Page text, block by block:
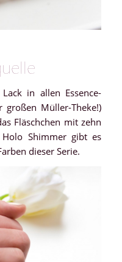
in allen Essence-
Müller-Theke!)
Fläschchen mit zehn
Shimmer gibt es
dieser Serie.